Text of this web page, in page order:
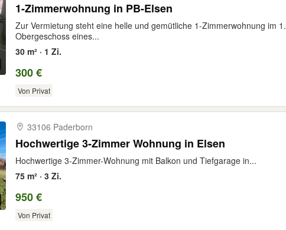
1-Zimmerwohnung in PB-Elsen
Zur Vermietung steht eine helle und gemütliche 1-Zimmerwohnung im 1.
Obergeschoss eines...
30 m² · 1 Zi.
300 €
Von Privat
33106 Paderborn
Hochwertige 3-Zimmer Wohnung in Elsen
Hochwertige 3-Zimmer-Wohnung mit Balkon und Tiefgarage in...
75 m² · 3 Zi.
950 €
Von Privat